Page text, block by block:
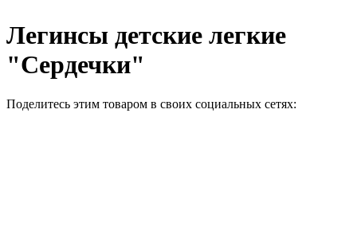
Легинсы детские легкие
"Сердечки"
Поделитесь этим товаром в своих социальных сетях: